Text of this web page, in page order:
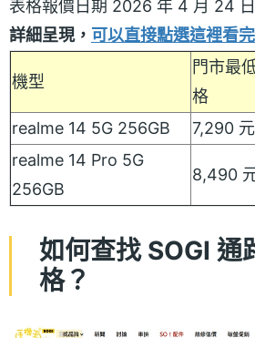
表格報價日期 2026 年 4 月 24 日
詳細呈現， 可以直接點選這裡看
機型
門市最
格
realme 14 5G 256GB
7,290 元
realme 14 Pro 5G
256GB
8,490
如何查找 SOGI 通
格？